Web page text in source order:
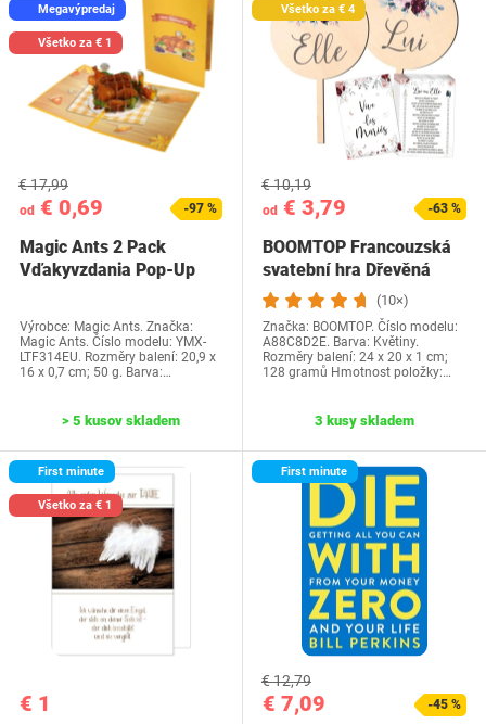
Megavýpredaj
Všetko za € 1
od € 0,69
€ 17,99
-97 %
Magic Ants 2 Pack
Vďakyvzdania Pop-Up
Výrobce: Magic Ants. Značka:
Magic Ants. Číslo modelu: YMX-
LTF314EU. Rozměry balení: 20,9 x
16 x 0,7 cm; 50 g. Barva:…
> 5 kusov skladem
Všetko za € 4
od € 3,79
€ 10,19
-63 %
BOOMTOP Francouzská
svatební hra Dřevěná
cedulka a kvízové…
(10×)
Značka: BOOMTOP. Číslo modelu:
A88C8D2E. Barva: Květiny.
Rozměry balení: 24 x 20 x 1 cm;
128 gramů Hmotnost položky:…
3 kusy skladem
First minute
Všetko za € 1
€ 1
First minute
€ 7,09
€ 12,79
-45 %